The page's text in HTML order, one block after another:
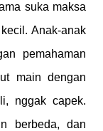
suka maksa
Anak-anak
pemahaman
main dengan
nggak capek.
berbeda, dan